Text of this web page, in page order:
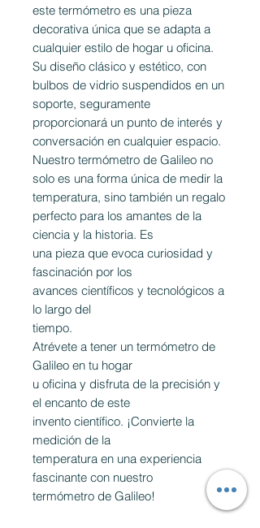
este termómetro es una pieza
decorativa única que se adapta a
cualquier estilo de hogar u oficina.
Su diseño clásico y estético, con
bulbos de vidrio suspendidos en un
soporte, seguramente
proporcionará un punto de interés y
conversación en cualquier espacio.
Nuestro termómetro de Galileo no
solo es una forma única de medir la
temperatura, sino también un regalo
perfecto para los amantes de la
ciencia y la historia. Es
una pieza que evoca curiosidad y
fascinación por los
avances científicos y tecnológicos a
lo largo del
tiempo.
Atrévete a tener un termómetro de
Galileo en tu hogar
u oficina y disfruta de la precisión y
el encanto de este
invento científico. ¡Convierte la
medición de la
temperatura en una experiencia
fascinante con nuestro
termómetro de Galileo!